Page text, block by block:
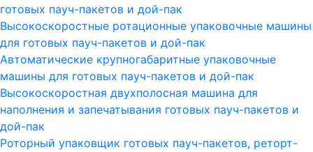
готовых пауч-пакетов и дой-пак
Высокоскоростные ротационные упаковочные машины
для готовых пауч-пакетов и дой-пак
Автоматические крупногабаритные упаковочные
машины для готовых пауч-пакетов и дой-пак
Высокоскоростная двухполосная машина для
наполнения и запечатывания готовых пауч-пакетов и
дой-пак
Роторный упаковщик готовых пауч-пакетов, реторт-